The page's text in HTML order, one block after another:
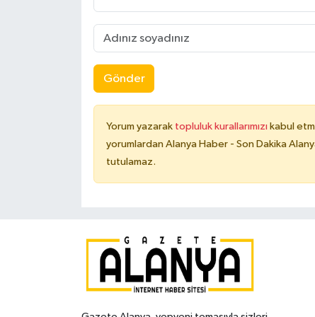
Gönder
Yorum yazarak topluluk kurallarımızı kabul
yorumlardan Alanya Haber - Son Dakika
tutulamaz.